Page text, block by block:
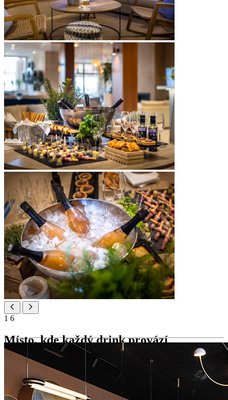
1 6
Místo, kde každý drink provází
fantastický výhled
Sklenka vína, koktejl nebo vychlazený sekt – tady najdete nápoj,
který odpovídá vaší náladě, a výhled na překrásné porečské nábřeží.